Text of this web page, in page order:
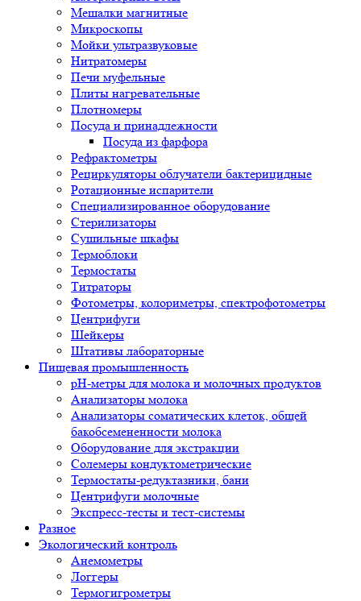
Мешалки магнитные
Микроскопы
Мойки ультразвуковые
Нитратомеры
Печи муфельные
Плиты нагревательные
Плотномеры
Посуда и принадлежности
Посуда из фарфора
Рефрактометры
Рециркуляторы облучатели бактерицидные
Ротационные испарители
Специализированное оборудование
Стерилизаторы
Сушильные шкафы
Термоблоки
Термостаты
Титраторы
Фотометры, колориметры, спектрофотометры
Центрифуги
Шейкеры
Штативы лабораторные
Пищевая промышленность
pH-метры для молока и молочных продуктов
Анализаторы молока
Анализаторы соматических клеток, общей
бакобсемененности молока
Оборудование для экстракции
Солемеры кондуктометрические
Термостаты-редуктазники, бани
Центрифуги молочные
Экспресс-тесты и тест-системы
Разное
Экологический контроль
Анемометры
Логгеры
Термогигрометры